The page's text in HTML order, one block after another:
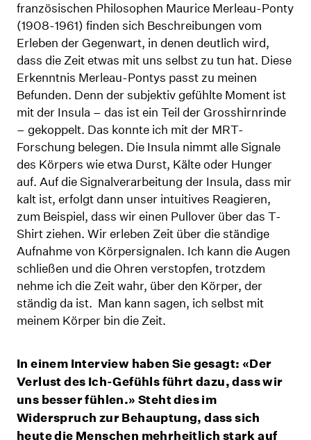
französischen Philosophen Maurice Merleau-Ponty
(1908-1961) finden sich Beschreibungen vom
Erleben der Gegenwart, in denen deutlich wird,
dass die Zeit etwas mit uns selbst zu tun hat. Diese
Erkenntnis Merleau-Pontys passt zu meinen
Befunden. Denn der subjektiv gefühlte Moment ist
mit der Insula – das ist ein Teil der Grosshirnrinde
– gekoppelt. Das konnte ich mit der MRT-
Forschung belegen. Die Insula nimmt alle Signale
des Körpers wie etwa Durst, Kälte oder Hunger
auf. Auf die Signalverarbeitung der Insula, dass mir
kalt ist, erfolgt dann unser intuitives Reagieren,
zum Beispiel, dass wir einen Pullover über das T-
Shirt ziehen. Wir erleben Zeit über die ständige
Aufnahme von Körpersignalen. Ich kann die Augen
schließen und die Ohren verstopfen, trotzdem
nehme ich die Zeit wahr, über den Körper, der
ständig da ist. Man kann sagen, ich selbst mit
meinem Körper bin die Zeit.
In einem Interview haben Sie gesagt: «Der
Verlust des Ich-Gefühls führt dazu, dass wir
uns besser fühlen.» Steht dies im
Widerspruch zur Behauptung, dass sich
heute die Menschen mehrheitlich stark auf